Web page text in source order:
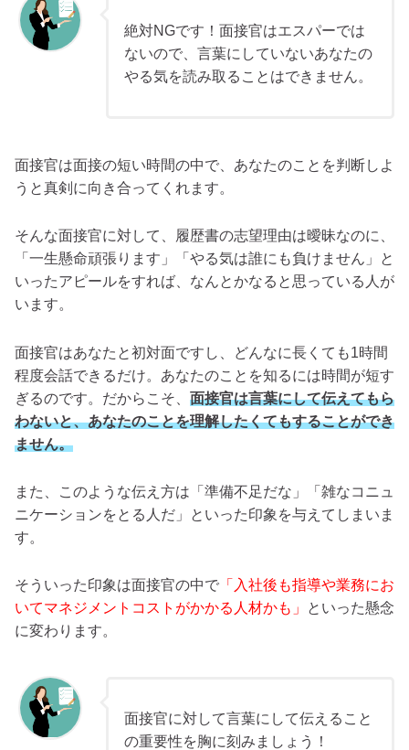
絶対NGです！面接官はエスパーでは
ないので、言葉にしていないあなたの
やる気を読み取ることはできません。
面接官は面接の短い時間の中で、あなたのことを判断しよ
うと真剣に向き合ってくれます。
そんな面接官に対して、履歴書の志望理由は曖昧なのに、
「一生懸命頑張ります」「やる気は誰にも負けません」と
いったアピールをすれば、なんとかなると思っている人が
います。
面接官はあなたと初対面ですし、どんなに長くても1時間
程度会話できるだけ。あなたのことを知るには時間が短す
ぎるのです。だからこそ、 面接官は言葉にして伝えてもら
わないと、あなたのことを理解したくてもすることができ
ません。
また、このような伝え方は「準備不足だな」「雑なコニュ
ニケーションをとる人だ」といった印象を与えてしまいま
す。
そういった印象は面接官の中で 「入社後も指導や業務にお
いてマネジメントコストがかかる人材かも」
といった懸念
に変わります。
面接官に対して言葉にして伝えること
の重要性を胸に刻みましょう！